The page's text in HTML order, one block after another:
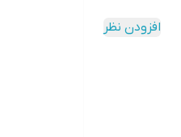
افزودن نظر